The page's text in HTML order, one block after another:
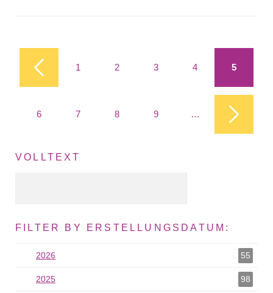
Seiten 1 2 3 4 5
6 7 8 9 …
VOLLTEXT
FILTER BY ERSTELLUNGSDATUM:
2026 55
2025 98